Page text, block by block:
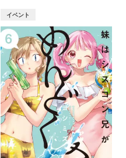
イベント